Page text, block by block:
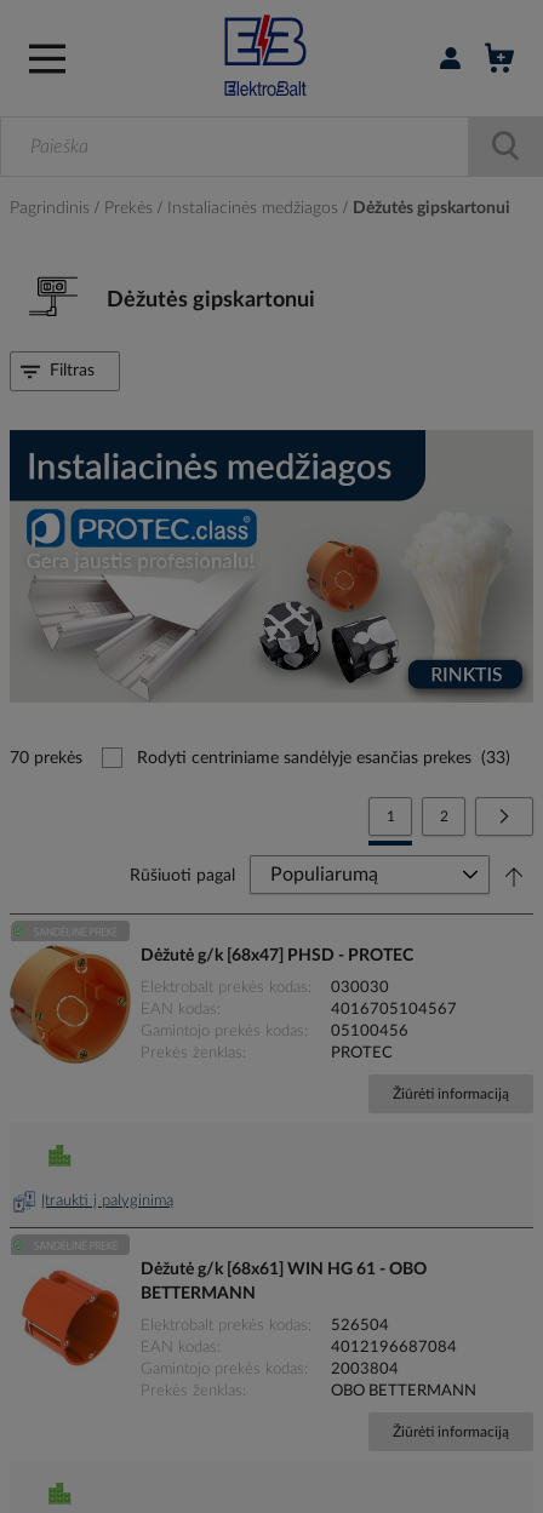
Prisijungti /
Pagrindinis Prekės Instaliacinės medžiagos Dėžutės gipskartonui
Dėžutės gipskartonui
70 prekės Rodyti centriniame sandėlyje esančias prekes (33)
PageYou're currently reading
1 Page
2
Rūšiuoti pagal
Dėžutė g/k [68x47] PHSD - PROTEC
Elektrobalt prekės kodas
030030
EAN kodas
4016705104567
Gamintojo prekės kodas
05100456
Prekės ženklas
PROTEC
Žiūrėti informaciją
Įtraukti į palyginimą
Dėžutė g/k [68x61] WIN HG 61 - OBO
BETTERMANN
Elektrobalt prekės kodas
526504
EAN kodas
4012196687084
Gamintojo prekės kodas
2003804
Prekės ženklas
OBO BETTERMANN
Žiūrėti informaciją
Filtras